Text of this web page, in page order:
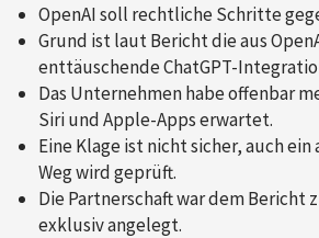
OpenAI soll rechtliche Schritte
Grund ist laut Bericht die aus
enttäuschende ChatGPT-
Das Unternehmen habe offenbar
Siri und Apple-Apps erwartet.
Eine Klage ist nicht sicher, auch
Weg wird geprüft.
Die Partnerschaft war dem Bericht
exklusiv angelegt.